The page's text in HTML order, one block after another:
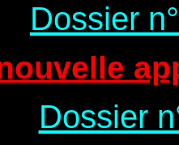
Dossier
Dossier